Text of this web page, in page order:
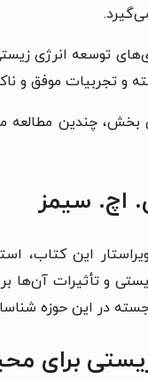
توسعه انرژی
و تجربیات موفق و
بخش، چندین مطالعه
اچ. سیمز
این کتاب،
و تأثیرات آن‌ها
در این حوزه
برای